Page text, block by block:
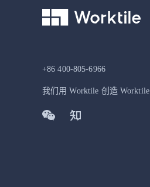
+86 400-805-6966
我们用 Worktile 创造 Worktile